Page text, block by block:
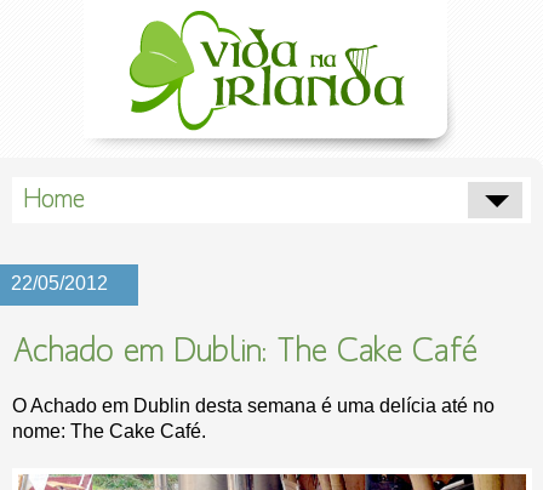
Home
22/05/2012
Achado em Dublin: The Cake Café
O Achado em Dublin desta semana é uma delícia até no
nome: The Cake Café.